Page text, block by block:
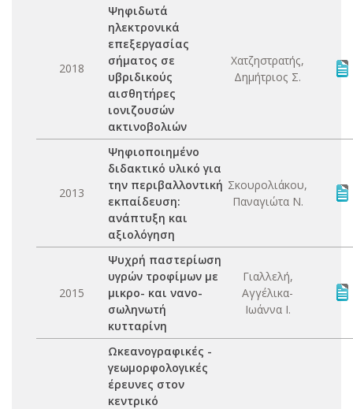
2018
Ψηφιδωτά
ηλεκτρονικά
επεξεργασίας
σήματος σε
υβριδικούς
αισθητήρες
ιονιζουσών
ακτινοβολιών
Χατζηστρατής,
Δημήτριος Σ.
2013
Ψηφιοποιημένο
διδακτικό υλικό για
την περιβαλλοντική
εκπαίδευση:
ανάπτυξη και
αξιολόγηση
Σκουρολιάκου,
Παναγιώτα Ν.
2015
Ψυχρή παστερίωση
υγρών τροφίμων με
μικρο- και νανο-
σωληνωτή
κυτταρίνη
Γιαλλελή,
Αγγέλικα-
Ιωάννα Ι.
Ωκεανογραφικές -
γεωμορφολογικές
έρευνες στον
κεντρικό